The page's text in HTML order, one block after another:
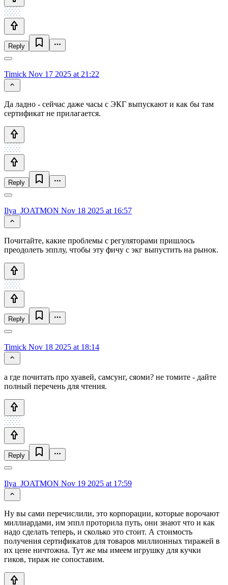
Reply
Timick Nov 17 2025 at 21:22
Да ладно - сейчас даже часы с ЭКГ выпускают и как бы там
сертификат не прилагается.
Reply
Ilya_JOATMON Nov 18 2025 at 16:57
Почитайте, какие проблемы с регуляторами пришлось
преодолеть эпплу, чтобы эту фичу с экг выпустить на рынок.
Reply
Timick Nov 18 2025 at 18:14
а где почитать про хуавей, самсунг, сяоми? не томите - дайте
полный перечень для чтения.
Reply
Ilya_JOATMON Nov 19 2025 at 17:59
Ну вы сами перечислили, это корпорации, которые ворочают
миллиардами, им эппл проторила путь, они знают что и как
надо сделать теперь, и сколько это стоит. А стоимость
получения сертификатов для товаров миллионных тиражей в
их цене ничтожна. Тут же мы имеем игрушку для кучки
гиков, тираж не сопоставим.